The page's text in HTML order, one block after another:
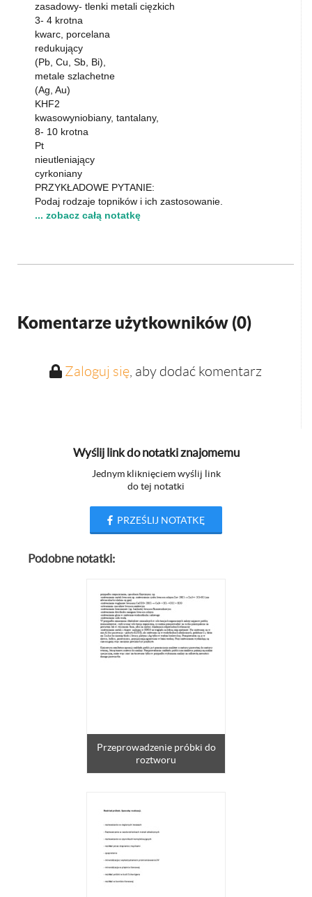
zasadowy- tlenki metali cięzkich
3- 4 krotna
kwarc, porcelana
redukujący
(Pb, Cu, Sb, Bi),
metale szlachetne
(Ag, Au)
KHF2
kwasowyniobiany, tantalany,
8- 10 krotna
Pt
nieutleniający
cyrkoniany
PRZYKŁADOWE PYTANIE:
Podaj rodzaje topników i ich zastosowanie.
... zobacz całą notatkę
Komentarze użytkowników (0)
Zaloguj się, aby dodać komentarz
Wyślij link do notatki znajomemu
Jednym kliknięciem wyślij link
do tej notatki
PRZEŚLIJ NOTATKĘ
Podobne notatki:
Przeprowadzenie próbki do
roztworu